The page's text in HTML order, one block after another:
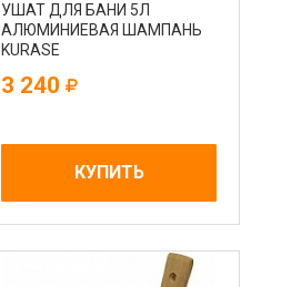
УШАТ ДЛЯ БАНИ 5Л
АЛЮМИНИЕВАЯ ШАМПАНЬ
KURASE
3 240
КУПИТЬ